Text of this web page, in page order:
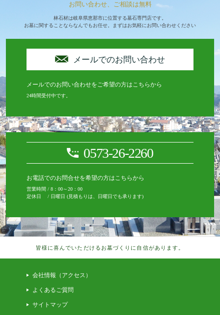
お問い合わせ、ご相談は無料
林石材は岐阜県恵那市に位置する墓石専門店です。
お墓に関することならなんでもお任せ。まずはお気軽にお問い合わせください
メールでのお問い合わせ
メールでのお問い合わせをご希望の方はこちらから
24時間受付中です。
0573-26-2260
お電話でのお問合せを希望の方はこちらから
営業時間 / 8：00～20：00
定休日 / 日曜日 (見積もりは、日曜日でも承ります)
皆様に喜んでいただけるお墓づくりに自信があります。
会社情報（アクセス）
よくあるご質問
サイトマップ